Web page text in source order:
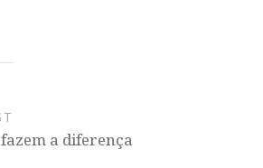
a diferença